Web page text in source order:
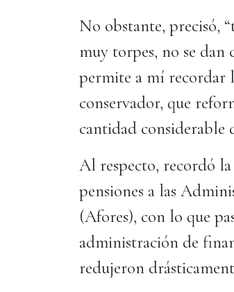
No obstante, precisó,
muy torpes, no se
permite a mí recordar
conservador, que
cantidad considerable
Al respecto, recordó
pensiones a las
(Afores), con lo que
administración de
redujeron